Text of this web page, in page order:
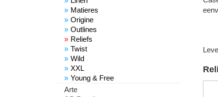
Matieres
Origine
Outlines
Reliefs
Twist
Wild
XXL
Young & Free
Arte